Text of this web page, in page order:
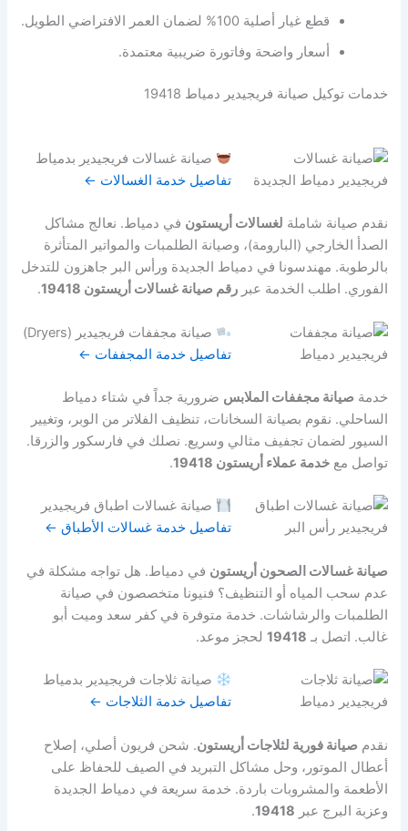
قطع غيار أصلية 100% لضمان العمر الافتراضي الطويل.
أسعار واضحة وفاتورة ضريبية معتمدة.
خدمات توكيل صيانة فريجيدير دمياط 19418
صيانة غسالات فريجيدير بدمياط
تفاصيل خدمة الغسالات ←
نقدم صيانة شاملة لغسالات أريستون في دمياط. نعالج مشاكل
الصدأ الخارجي (البارومة)، وصيانة الطلمبات والمواتير المتأثرة
بالرطوبة. مهندسونا في دمياط الجديدة ورأس البر جاهزون للتدخل
الفوري. اطلب الخدمة عبررقم صيانة غسالات أريستون 19418 .
صيانة مجففات فريجيدير (Dryers)
تفاصيل خدمة المجففات ←
خدمة صيانة مجففات الملابس ضرورية جداً في شتاء دمياط
الساحلي. نقوم بصيانة السخانات، تنظيف الفلاتر من الوبر، وتغيير
السيور لضمان تجفيف مثالي وسريع. نصلك في فارسكور والزرقا.
تواصل معخدمة عملاء أريستون 19418 .
صيانة غسالات اطباق فريجيدير
تفاصيل خدمة غسالات الأطباق ←
صيانة غسالات الصحون أريستون في دمياط. هل تواجه مشكلة في
عدم سحب المياه أو التنظيف؟ فنيونا متخصصون في صيانة
الطلمبات والرشاشات. خدمة متوفرة في كفر سعد وميت أبو
غالب. اتصل بـ 19418 لحجز موعد.
صيانة ثلاجات فريجيدير بدمياط
تفاصيل خدمة الثلاجات ←
نقدم صيانة فورية لثلاجات أريستون. شحن فريون أصلي، إصلاح
أعطال الموتور، وحل مشاكل التبريد في الصيف للحفاظ على
الأطعمة والمشروبات باردة. خدمة سريعة في دمياط الجديدة
وعزبة البرج عبر 19418
.